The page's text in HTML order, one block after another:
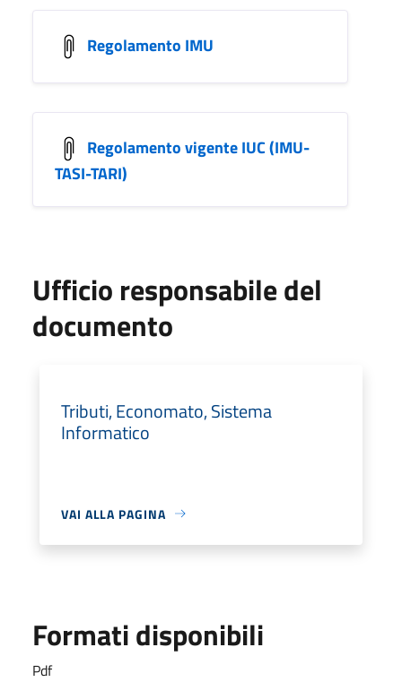
Regolamento IMU
Regolamento vigente IUC (IMU-
TASI-TARI)
Ufficio responsabile del
documento
Tributi, Economato, Sistema
Informatico
VAI ALLA PAGINA
Formati disponibili
Pdf